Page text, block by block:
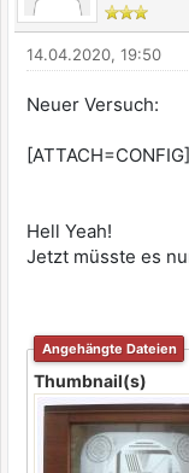
14.04.2020, 19:50
Neuer Versuch:
Hell Yeah!
Jetzt müsste es
Angehängte Dateien
Thumbnail(s)